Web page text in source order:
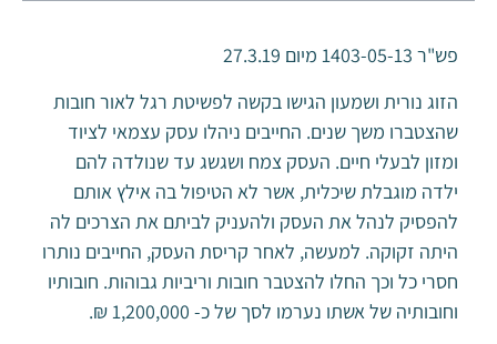
פש"ר 1403-05-13 מיום 27.3.19
הזוג נורית ושמעון הגישו בקשה לפשיטת רגל לאור חובות
שהצטברו משך שנים. החייבים ניהלו עסק עצמאי לציוד
ומזון לבעלי חיים. העסק צמח ושגשג עד שנולדה להם
ילדה מוגבלת שיכלית, אשר לא הטיפול בה אילץ אותם
להפסיק לנהל את העסק ולהעניק לביתם את הצרכים לה
היתה זקוקה. למעשה, לאחר קריסת העסק, החייבים נותרו
חסרי כל וכך החלו להצטבר חובות וריביות גבוהות. חובותיו
וחובותיה של אשתו נערמו לסך של כ- 1,200,000 ₪.